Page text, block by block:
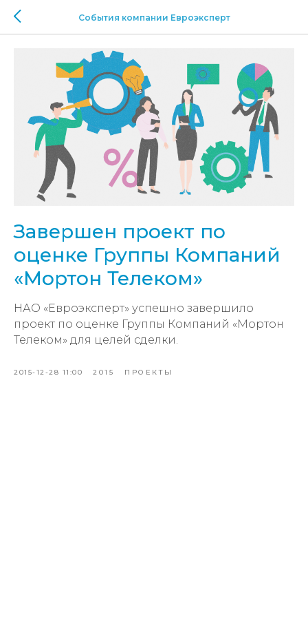
События компании Евроэксперт
Завершен проект по
оценке Группы Компаний
«Мортон Телеком»
НАО «Евроэксперт» успешно завершило
проект по оценке Группы Компаний «Мортон
Телеком» для целей сделки.
2015-12-28 11:00 2015 ПРОЕКТЫ